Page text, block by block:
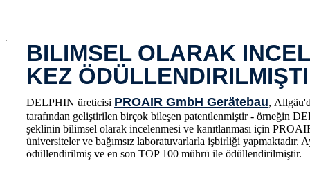
x
BILIMSEL OLARAK
KEZ
DELPHIN üreticisi PROAIR GmbH Gerätebau,
tarafından geliştirilen birçok bileşen patentlenmiştir - örneğin
şeklinin bilimsel olarak incelenmesi ve kanıtlanması için
üniversiteler ve bağımsız laboratuvarlarla işbirliği
ödüllendirilmiş ve en son TOP 100 mührü ile ödüllendirilmiştir.